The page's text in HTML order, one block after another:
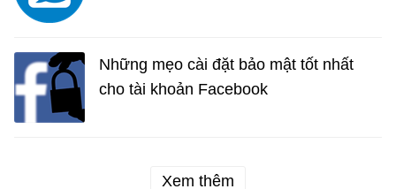
Những mẹo cài đặt bảo mật tốt nhất
cho tài khoản Facebook
Xem thêm